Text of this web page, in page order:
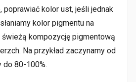
poprawiać kolor ust, jeśli jednak
kolor pigmentu na
świeżą kompozycję pigmentową
Na przykład zaczynamy od
80-100%.